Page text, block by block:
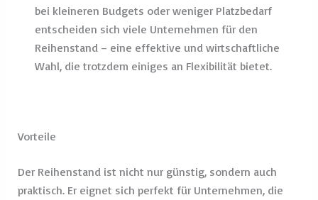
bei kleineren Budgets oder weniger Platzbedarf
entscheiden sich viele Unternehmen für den
Reihenstand – eine effektive und wirtschaftliche
Wahl, die trotzdem einiges an Flexibilität bietet.
Vorteile
Der Reihenstand ist nicht nur günstig, sondern auch
praktisch. Er eignet sich perfekt für Unternehmen, die